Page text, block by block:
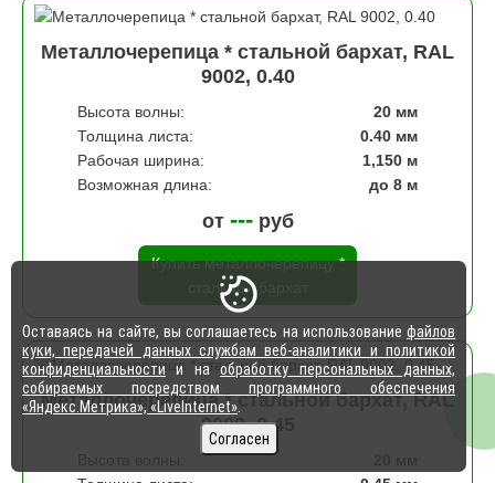
Металлочерепица * стальной бархат, RAL
9002, 0.40
Высота волны:
20 мм
Толщина листа:
0.40 мм
Рабочая ширина:
1,150 м
Возможная длина:
до 8 м
от ---руб
Купить металлочерепицу *
стальной бархат
Металлочерепица * стальной бархат, RAL
9002, 0.45
Оставаясь на сайте, вы соглашаетесь на использованиефайлов
куки, передачей данных службам веб-аналитики и политикой
конфиденциальности и наобработку персональных данных,
собираемых посредством программного обеспечения
«Яндекс.Метрика», «LiveInternet».
Согласен